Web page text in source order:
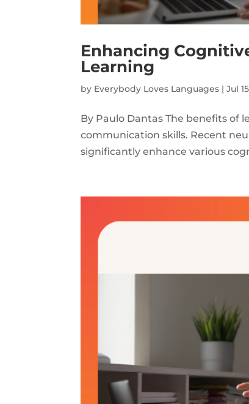
Enhancing
Learning
by Everybody Loves Languages | Jul
By Paulo Dantas The benefits of
communication skills. Recent
significantly enhance various